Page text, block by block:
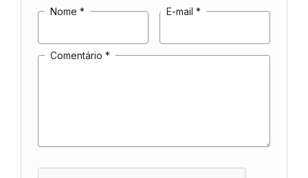
Nome * E-mail *
Comentário *